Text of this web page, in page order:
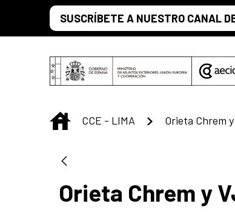
Saltar al contenido principal
SUSCRÍBETE A NUESTRO CANAL
INICIO
CCE - LIMA
Orieta Chrem y